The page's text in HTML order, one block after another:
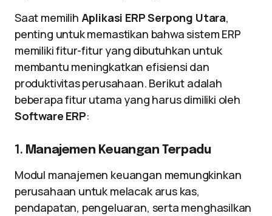
Saat memilih Aplikasi ERP Serpong Utara,
penting untuk memastikan bahwa sistem ERP
memiliki fitur-fitur yang dibutuhkan untuk
membantu meningkatkan efisiensi dan
produktivitas perusahaan. Berikut adalah
beberapa fitur utama yang harus dimiliki oleh
Software ERP:
1. Manajemen Keuangan Terpadu
Modul manajemen keuangan memungkinkan
perusahaan untuk melacak arus kas,
pendapatan, pengeluaran, serta menghasilkan